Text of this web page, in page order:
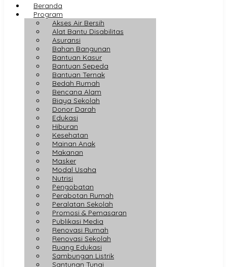
Beranda
Program
Akses Air Bersih
Alat Bantu Disabilitas
Asuransi
Bahan Bangunan
Bantuan Kasur
Bantuan Sepeda
Bantuan Ternak
Bedah Rumah
Bencana Alam
Biaya Sekolah
Donor Darah
Edukasi
Hiburan
Kesehatan
Mainan Anak
Makanan
Masker
Modal Usaha
Nutrisi
Pengobatan
Perabotan Rumah
Peralatan Sekolah
Promosi & Pemasaran
Publikasi Media
Renovasi Rumah
Renovasi Sekolah
Ruang Edukasi
Sambungan Listrik
Santunan Tunai